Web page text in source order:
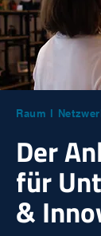
Raum l
Der
für
&